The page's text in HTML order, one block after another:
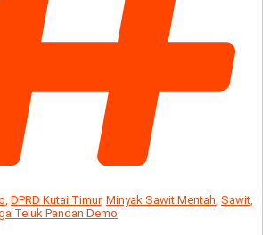
, DPRD Kutai Timur, Minyak Sawit Mentah, Sawit,
Teluk Pandan Demo